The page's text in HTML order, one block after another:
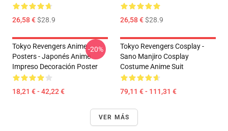
26,58 €$28.9 26,58 €$28.9
Tokyo Revengers Anime
Posters - Japonés Anime
Impreso Decoración Poster
18,21 € - 42,22 €
-20%
Tokyo Revengers Cosplay -
Sano Manjiro Cosplay
Costume Anime Suit
79,11 € - 111,31 €
VER MÁS